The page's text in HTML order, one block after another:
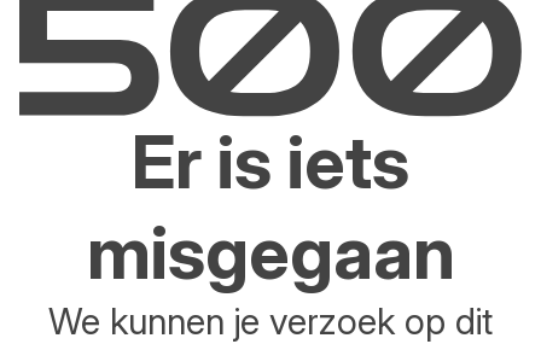
Er is iets
misgegaan
We kunnen je verzoek op dit